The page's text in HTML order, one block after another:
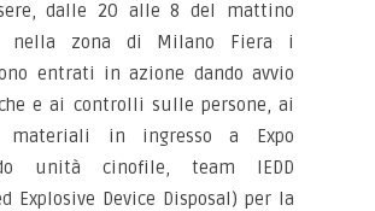
dalle 20 alle 8 del mattino
nella zona di Milano Fiera i
entrati in azione dando avvio
e ai controlli sulle persone, ai
in ingresso a Expo
unità cinofile, team IEDD
Explosive Device Disposal) per la